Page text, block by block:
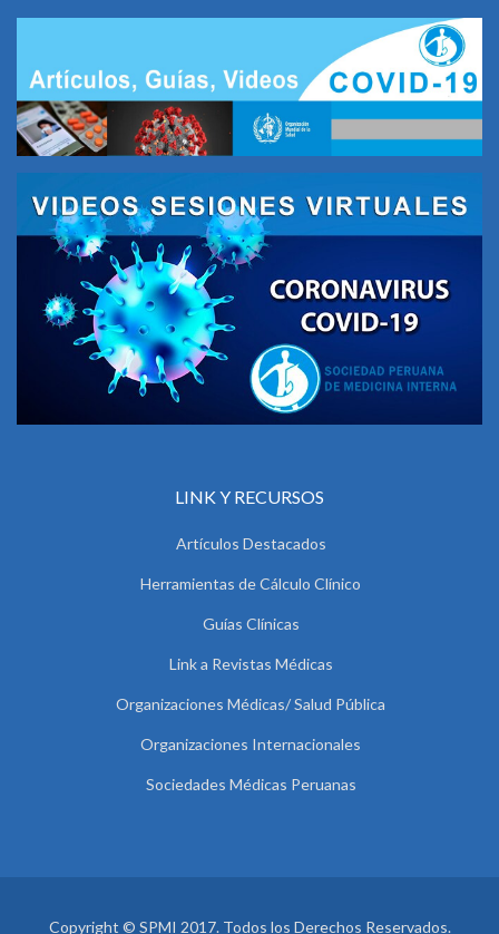
LINK Y RECURSOS
Artículos Destacados
Herramientas de Cálculo Clínico
Guías Clínicas
Link a Revistas Médicas
Organizaciones Médicas/ Salud Pública
Organizaciones Internacionales
Sociedades Médicas Peruanas
Copyright © SPMI 2017. Todos los Derechos Reservados.